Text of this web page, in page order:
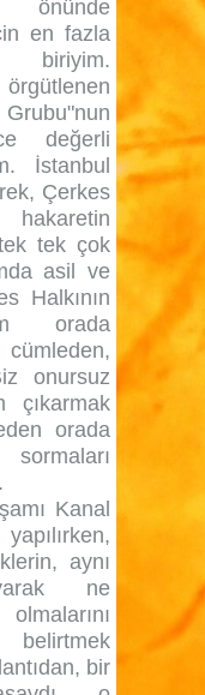
en fazla
biriyim.
değerli
İstanbul
Çerkes
tek çok
asil ve
Halkının
orada
onursuz
orada
Kanal
aynı
ne
bir